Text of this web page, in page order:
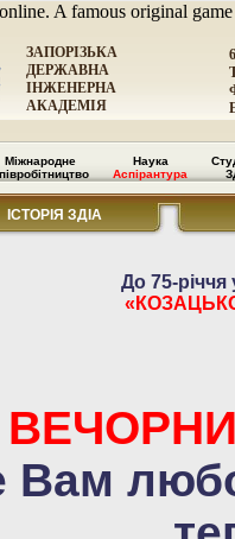
online. A famous original
ЗАПОРІЗЬКА
ДЕРЖАВНА
ІНЖЕНЕРНА
АКАДЕМІЯ
Міжнародне
Наука
Аспірантура
ІСТОРІЯ ЗДІА
До 75-річчя